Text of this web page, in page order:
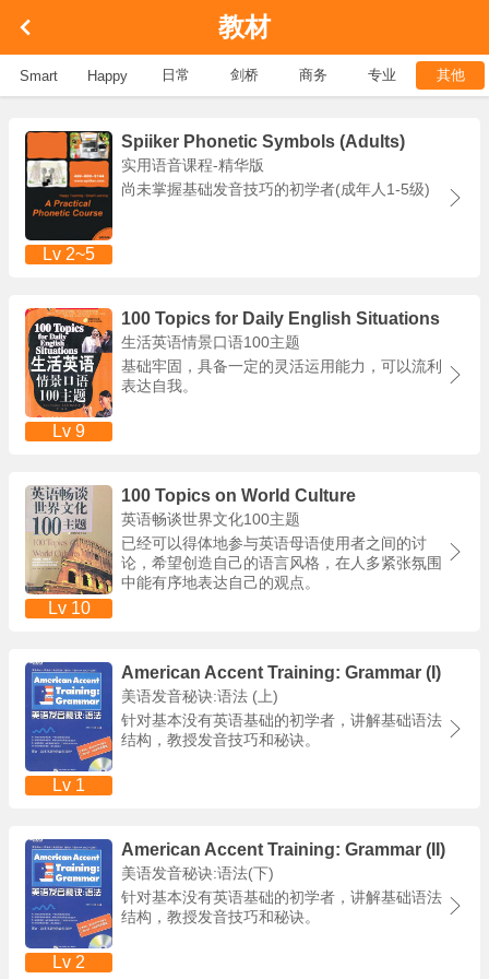
教材
Smart Happy 日常 剑桥 商务 专业 其他
Lv 2~5
Spiiker Phonetic Symbols (Adults)
实用语音课程-精华版
尚未掌握基础发音技巧的初学者(成年人1-5级)
Lv 9
100 Topics for Daily English Situations
生活英语情景口语100主题
基础牢固，具备一定的灵活运用能力，可以流利
表达自我。
Lv 10
100 Topics on World Culture
英语畅谈世界文化100主题
已经可以得体地参与英语母语使用者之间的讨
论，希望创造自己的语言风格，在人多紧张氛围
中能有序地表达自己的观点。
Lv 1
American Accent Training: Grammar (I)
美语发音秘诀:语法 (上)
针对基本没有英语基础的初学者，讲解基础语法
结构，教授发音技巧和秘诀。
Lv 2
American Accent Training: Grammar (II)
美语发音秘诀:语法(下)
针对基本没有英语基础的初学者，讲解基础语法
结构，教授发音技巧和秘诀。